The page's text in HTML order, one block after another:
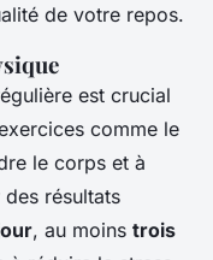
de votre repos.
est crucial
comme le
le corps et à
résultats
, au moins trois